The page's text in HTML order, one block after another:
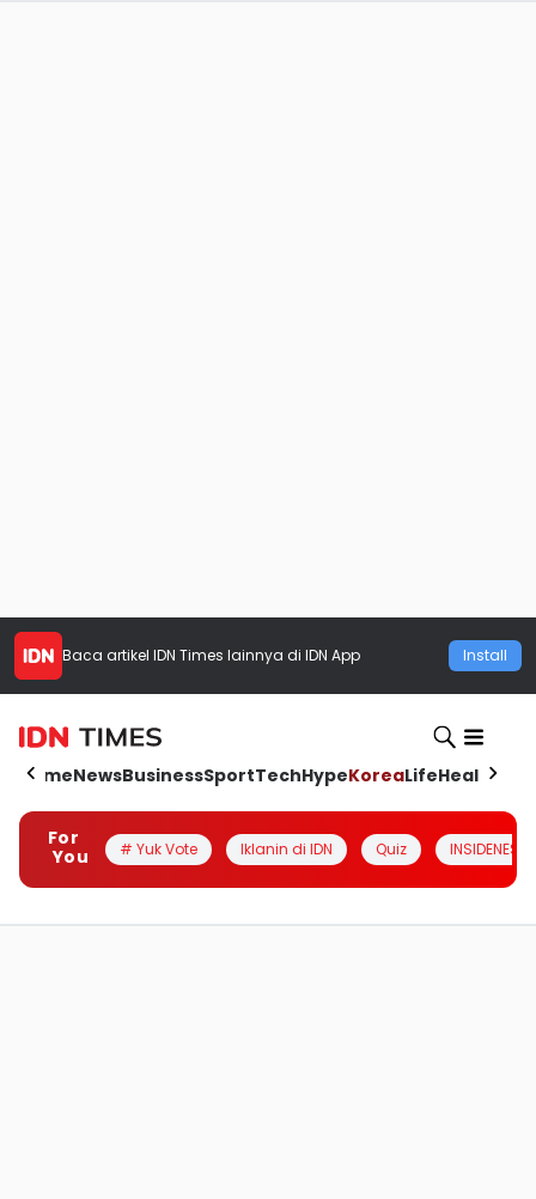
Baca artikel IDN Times lainnya di IDN App Install
HomeNewsBusinessSportTechHypeKoreaLifeHealth
For
You
# Yuk Vote Iklanin di IDN Quiz INSIDENESIA